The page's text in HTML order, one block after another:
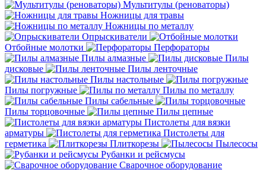
Мультитулы (реноваторы)
Ножницы для травы
Ножницы по металлу
Опрыскиватели
Отбойные молотки
Перфораторы
Пилы алмазные
Пилы
дисковые
Пилы ленточные
Пилы настольные
Пилы погружные
Пилы по металлу
Пилы сабельные
Пилы торцовочные
Пилы цепные
Пистолеты для вязки
арматуры
Пистолеты для
герметика
Плиткорезы
Пылесосы
Рубанки и рейсмусы
Сварочное оборудование